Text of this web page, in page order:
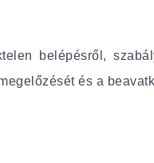
belépésről,
és a